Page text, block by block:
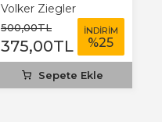
Volker Ziegler
500,00TL
375,00TL
İNDİRİM
%25
Sepete Ekle